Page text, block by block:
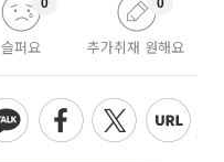
슬퍼요
0
추가취재 원해요
0